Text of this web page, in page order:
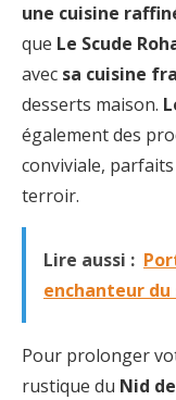
une cuisine
que Le Scude
avec sa cuisine
desserts maison.
également des
conviviale,
terroir.
Lire aussi :
enchanteur du
Pour prolonger
rustique du Nid